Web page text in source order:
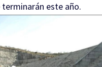
este año.